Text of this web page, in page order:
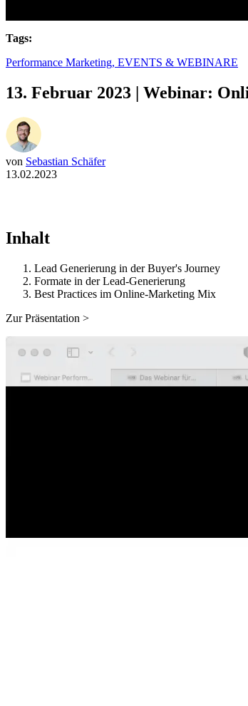
Tags:
Performance Marketing, EVENTS & WEBINARE
13. Februar 2023 | Webinar:
von Sebastian Schäfer
13.02.2023
Inhalt
Lead Generierung in der Buyer's Journey
Formate in der Lead-Generierung
Best Practices im Online-Marketing Mix
Zur Präsentation >